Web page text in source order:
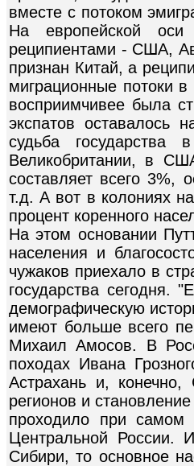
вместе с потоком
На европейской оси
реципиентами - США,
признан Китай, а
миграционные потоки
восприимчивее была
экспатов оставалось
судьба
Великобритании, в
составляет всего 3%,
т.д. А вот в колониях
процент коренного
На этом основании
населения и
чужаков приехало в
государства сегодня.
демографическую
имеют больше всего
Михаил Амосов. В
походах Ивана
Астрахань и, конечно,
регионов и
проходило при самом
Центральной России.
Сибири, то основное